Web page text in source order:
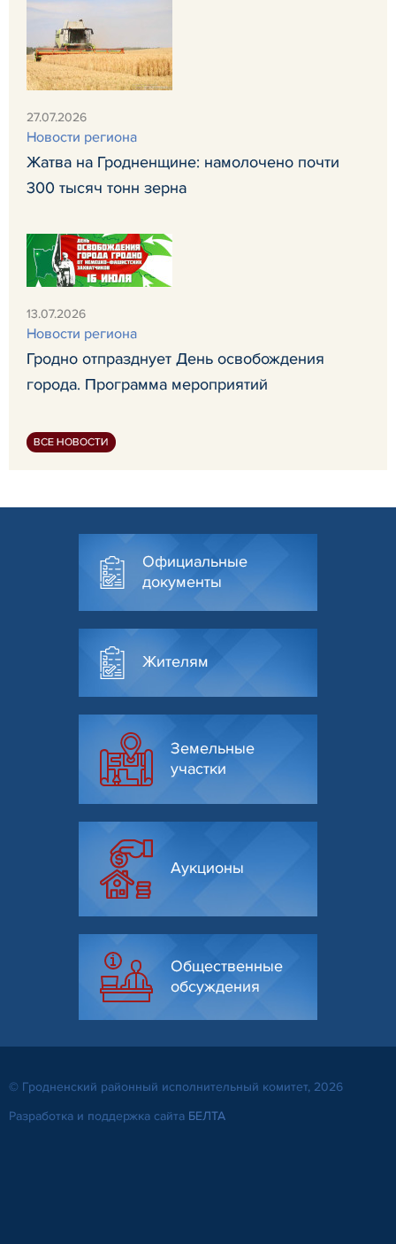
27.07.2026
Новости региона
Жатва на Гродненщине: намолочено почти
300 тысяч тонн зерна
13.07.2026
Новости региона
Гродно отпразднует День освобождения
города. Программа мероприятий
ВСЕ НОВОСТИ
Официальные
документы
Жителям
Земельные
участки
Аукционы
Общественные
обсуждения
© Гродненский районный исполнительный комитет, 2026
Разработка и поддержка сайта БЕЛТА